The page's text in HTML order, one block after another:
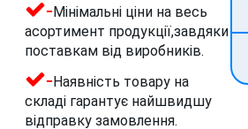
-Мінімальні ціни на весь
асортимент продукції,завдяки
поставкам від виробників.
-Наявність товару на
складі гарантує найшвидшу
відправку замовлення.